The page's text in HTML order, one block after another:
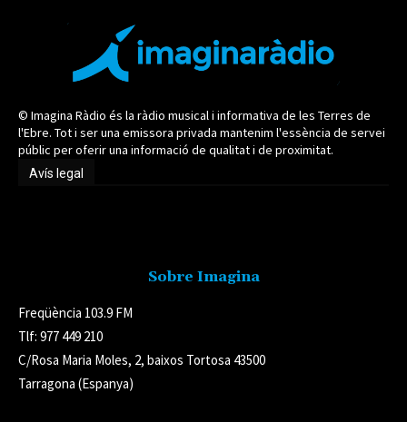
© Imagina Ràdio és la ràdio musical i informativa de les Terres de
l'Ebre. Tot i ser una emissora privada mantenim l'essència de servei
públic per oferir una informació de qualitat i de proximitat.
Avís legal
Sobre Imagina
Freqüència 103.9 FM
Tlf: 977 449 210
C/Rosa Maria Moles, 2, baixos Tortosa 43500
Tarragona (Espanya)